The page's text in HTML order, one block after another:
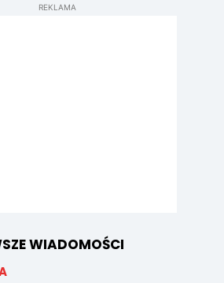
REKLAMA
WIADOMOŚCI